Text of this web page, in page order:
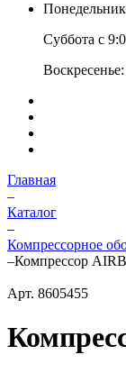
Суббота с
Главная
–
Каталог
–
Компрессорное
–Компрессор
Арт. 8605455